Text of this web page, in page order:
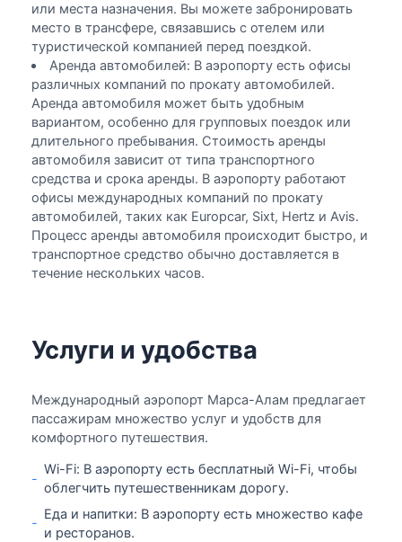
или места назначения. Вы можете забронировать
место в трансфере, связавшись с отелем или
туристической компанией перед поездкой.
Аренда автомобилей: В аэропорту есть офисы
различных компаний по прокату автомобилей.
Аренда автомобиля может быть удобным
вариантом, особенно для групповых поездок или
длительного пребывания. Стоимость аренды
автомобиля зависит от типа транспортного
средства и срока аренды. В аэропорту работают
офисы международных компаний по прокату
автомобилей, таких как Europcar, Sixt, Hertz и Avis.
Процесс аренды автомобиля происходит быстро, и
транспортное средство обычно доставляется в
течение нескольких часов.
Услуги и удобства
Международный аэропорт Марса-Алам предлагает
пассажирам множество услуг и удобств для
комфортного путешествия.
-
Wi-Fi: В аэропорту есть бесплатный Wi-Fi, чтобы
облегчить путешественникам дорогу.
-
Еда и напитки: В аэропорту есть множество кафе
и ресторанов.